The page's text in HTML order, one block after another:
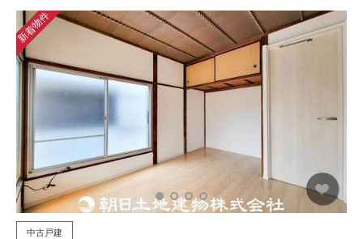
新着物件
中古戸建